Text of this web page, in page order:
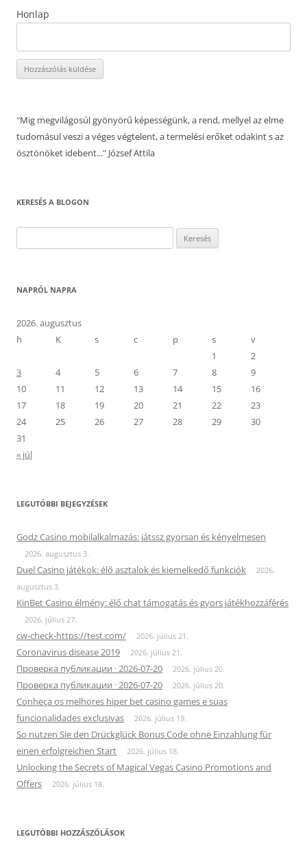
Honlap
"Mig megvilágosúl gyönyörű képességünk, a rend, mellyel az elme
tudomásul veszi a véges végtelent, a termelési erőket odakint s az
ösztönöket idebent..." József Attila
KERESÉS A BLOGON
NAPRÓL NAPRA
2026. augusztus
h
K s c p s
v
1
2
3
4 5 6 7 8
9
10
11 12 13 14 15
16
17
18 19 20 21 22
23
24
25 26 27 28 29
30
31
« júl
LEGUTÓBBI BEJEGYZÉSEK
Godz Casino mobilalkalmazás: játssz gyorsan és kényelmesen
2026. augusztus 3.
Duel Casino játékok: élő asztalok és kiemelkedő funkciók
2026.
augusztus 3.
KinBet Casino élmény: élő chat támogatás és gyors játékhozzáférés
2026. július 27.
cw-check-https://test.com/ 2026. július 21.
Coronavirus disease 2019 2026. július 21.
Проверка публикации · 2026-07-20 2026. július 20.
Проверка публикации · 2026-07-20 2026. július 20.
Conheça os melhores hiper bet casino games e suas
funcionalidades exclusivas
2026. július 19.
So nutzen Sie den Drückglück Bonus Code ohne Einzahlung für
einen erfolgreichen Start
2026. július 18.
Unlocking the Secrets of Magical Vegas Casino Promotions and
Offers
2026. július 18.
LEGUTÓBBI HOZZÁSZÓLÁSOK